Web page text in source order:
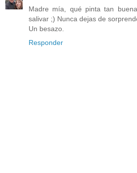
Madre mía, qué pinta tan
salivar ;) Nunca dejas de
Un besazo.
Responder